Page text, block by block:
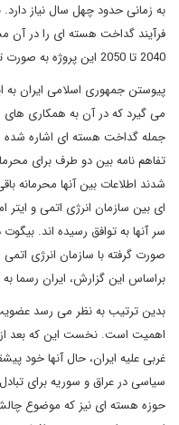
فرآیند گداخت هسته ای را در آن
2040 تا 2050 این پروژه به صورت تجاری دربیاید.
پیوستن جمهوری اسلامی ایران
جمله گداخت هسته ای اشاره شده
تفاهم نامه بین دو طرف برای
شدند اطلاعات بین آنها محرمانه
ای بین سازمان انرژی اتمی و
سر آنها به توافق رسیده اند.
صورت گرفته با سازمان انرژی
براساس این گزارش، ایران رسما
بدین ترتیب به نظر می رسد عضویت
اهمیت است. نخست این که بعد
غربی علیه ایران، حال آنها خود
سیاسی در عراق و سوریه برای